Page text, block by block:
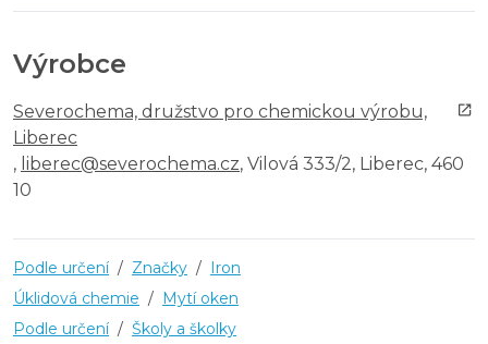
Výrobce
Severochema, družstvo pro chemickou výrobu,
Liberec
, liberec@severochema.cz, Vilová 333/2, Liberec, 460
10
Podle určení / Značky / Iron
Úklidová chemie / Mytí oken
Podle určení / Školy a školky